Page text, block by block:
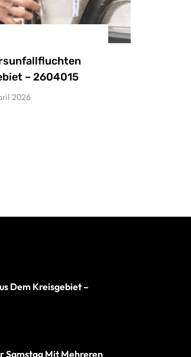
– 2604015
2026
Dem Kreisgebiet –
Samstag Mit Mehreren